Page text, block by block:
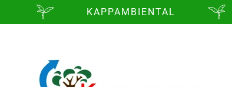
KAPPAMBIENTAL